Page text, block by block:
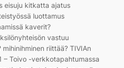
eisuju kitkatta ajatus
luottamus
kaverit?
vastuu
riittää? TIVIAn
– Toivo -verkkotapahtumassa